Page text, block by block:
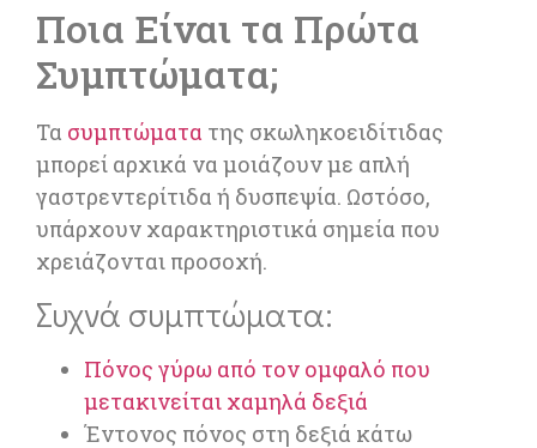
Ποια Είναι τα Πρώτα
Συμπτώματα;
Τα συμπτώματα της σκωληκοειδίτιδας
μπορεί αρχικά να μοιάζουν με απλή
γαστρεντερίτιδα ή δυσπεψία. Ωστόσο,
υπάρχουν χαρακτηριστικά σημεία που
χρειάζονται προσοχή.
Συχνά συμπτώματα:
Πόνος γύρω από τον ομφαλό που
μετακινείται χαμηλά δεξιά
Έντονος πόνος στη δεξιά κάτω